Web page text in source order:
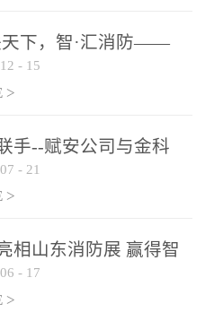
天下，智·汇消防——
2018上海消防展圆
12 - 15
>
手--赋安公司与金科
成战略合作协议
07 - 21
>
相山东消防展 赢得智
新荣耀
06 - 17
>